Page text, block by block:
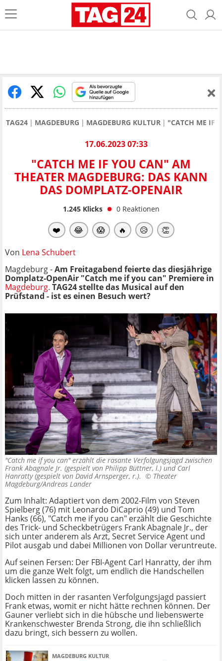
TAG24 MAGDEBURG MAGDEBURG KULTUR "CATCH ME IF
17.06.2023 07:33
"CATCH ME IF YOU CAN" AM
THEATER MAGDEBURG: DAS KANN
DAS DOMPLATZ-OPENAIR
1.245Klicks 0 Reaktionen
❤️ 😂 😱 🔥 😥 👏
Von Lena Schubert
Magdeburg -Am Freitagabend feierte das diesjährige
Domplatz-OpenAir "Catch me if you can" Premiere in
Magdeburg. TAG24 stellte das Musical auf den
Prüfstand - ist es einen Besuch wert?
"Catch me if you can" erzählt die rasante Verfolgungsjagd zwischen
Frank Abagnale Jr. (gespielt von Philipp Büttner, l.) und Carl
Hanratty (gespielt von David Arnsperger, r.). © Theater
Magdeburg/Andreas Lander
Zum Inhalt: Adaptiert von dem 2002-Film von Steven
Spielberg (76) mit Leonardo DiCaprio (49) und Tom
Hanks (66), "Catch me if you can" erzählt die Geschichte
des Trick- und Scheckbetrügers Frank Abagnale Jr., der
sich unter anderem als Arzt, Secret Service Agent und
Pilot ausgab und dabei Millionen von Dollar veruntreute.
Auf seinen Fersen: Der FBI-Agent Carl Hanratty, der ihm
um die ganze Welt folgt, um endlich die Handschellen
klicken lassen zu können.
Doch mitten in der rasanten Verfolgungsjagd passiert
Frank etwas, womit er nicht hätte rechnen können. Der
Gauner verliebt sich in die hübsche und liebenswerte
Krankenschwester Brenda Strong, die ihn schließlich
dazu bringt, sich bessern zu wollen.
MAGDEBURG KULTUR